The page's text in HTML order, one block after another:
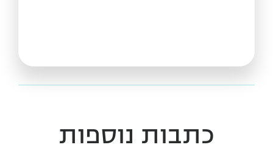
כתבות נוספות